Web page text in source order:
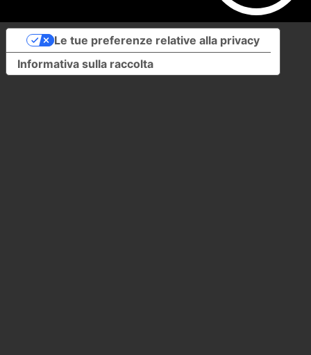
Informativa sulla raccolta
Le tue preferenze relative alla privacy